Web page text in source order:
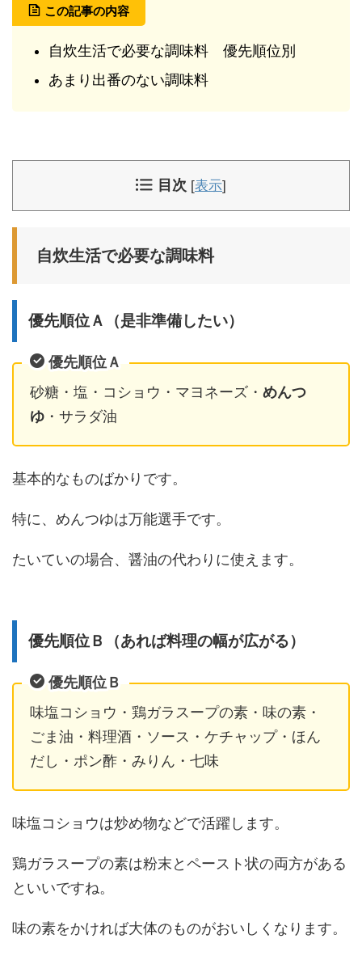
この記事の内容
自炊生活で必要な調味料 優先順位別
あまり出番のない調味料
目次 [表示]
自炊生活で必要な調味料
優先順位Ａ（是非準備したい）
優先順位Ａ
砂糖・塩・コショウ・マヨネーズ・ めんつ
ゆ ・サラダ油
基本的なものばかりです。
特に、めんつゆは万能選手です。
たいていの場合、醤油の代わりに使えます。
優先順位Ｂ（あれば料理の幅が広がる）
優先順位Ｂ
味塩コショウ・鶏ガラスープの素・味の素・
ごま油・料理酒・ソース・ケチャップ・ほん
だし・ポン酢・みりん・七味
味塩コショウは炒め物などで活躍します。
鶏ガラスープの素は粉末とペースト状の両方がある
といいですね。
味の素をかければ大体のものがおいしくなります。